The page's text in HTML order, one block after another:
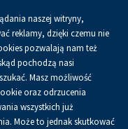
0.00 złKoszykPL
naszej witryny,
reklamy, dzięki czemu nie
pozwalają nam też
pochodzą nasi
Masz możliwość
oraz odrzucenia
wszystkich już
Może to jednak skutkować